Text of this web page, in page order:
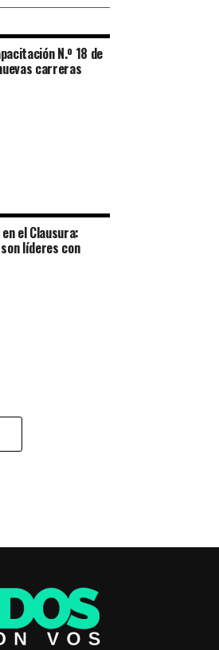
N.º 18 de
carreras
el Clausura:
líderes con